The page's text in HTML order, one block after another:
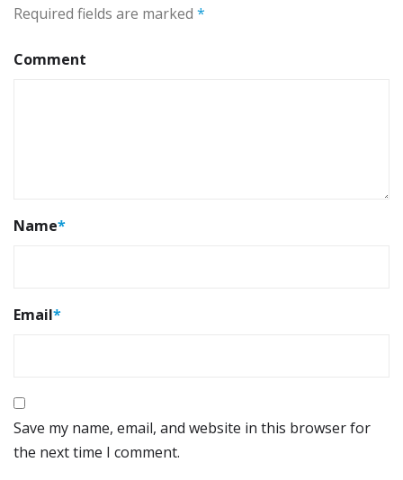
Required fields are marked *
Comment
Name*
Email*
Save my name, email, and website in this browser for
the next time I comment.